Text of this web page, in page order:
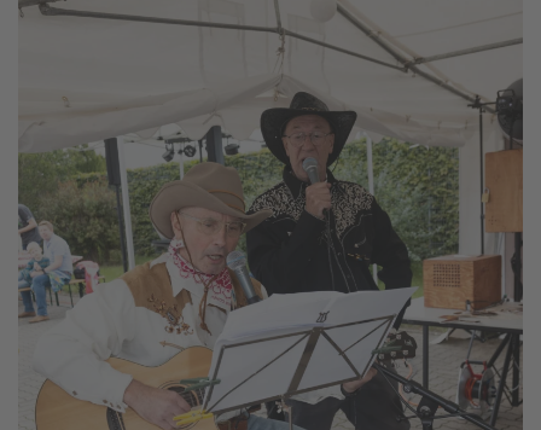
vergrößern